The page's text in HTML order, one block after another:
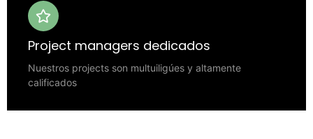
Project managers dedicados
Nuestros projects son multuiligúes y altamente
calificados